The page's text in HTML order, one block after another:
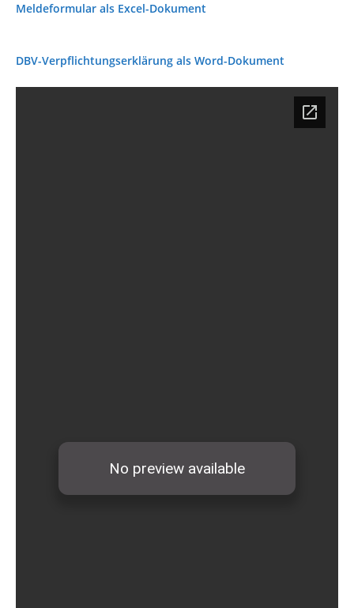
Meldeformular als Excel-Dokument
DBV-Verpflichtungserklärung als Word-Dokument